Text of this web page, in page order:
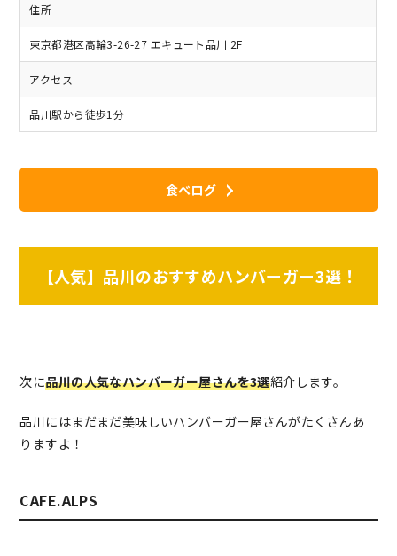
住所
東京都港区高輪3-26-27 エキュート品川 2F
アクセス
品川駅から徒歩1分
食べログ
【人気】品川のおすすめハンバーガー3選！
次に品川の人気なハンバーガー屋さんを3選紹介します。
品川にはまだまだ美味しいハンバーガー屋さんがたくさんあ
りますよ！
CAFE.ALPS